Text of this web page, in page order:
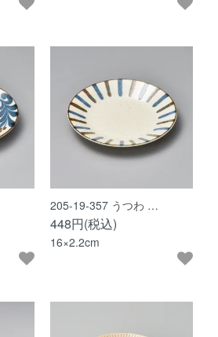
205-19-357 うつわ …
448円(税込)
16×2.2cm